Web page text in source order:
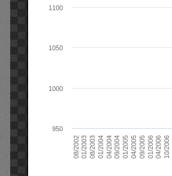
08/200201/200308/200301/200404/200409/200401/200504/200509/200501/200604/200610/2006
950
1000
1050
1100